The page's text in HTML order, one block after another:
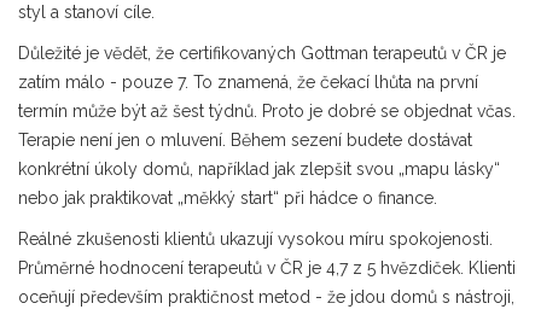
styl a stanoví cíle.
Důležité je vědět, že certifikovaných Gottman terapeutů v ČR je
zatím málo - pouze 7. To znamená, že čekací lhůta na první
termín může být až šest týdnů. Proto je dobré se objednat včas.
Terapie není jen o mluvení. Během sezení budete dostávat
konkrétní úkoly domů, například jak zlepšit svou „mapu lásky“
nebo jak praktikovat „měkký start“ při hádce o finance.
Reálné zkušenosti klientů ukazují vysokou míru spokojenosti.
Průměrné hodnocení terapeutů v ČR je 4,7 z 5 hvězdiček. Klienti
oceňují především praktičnost metod - že jdou domů s nástroji,